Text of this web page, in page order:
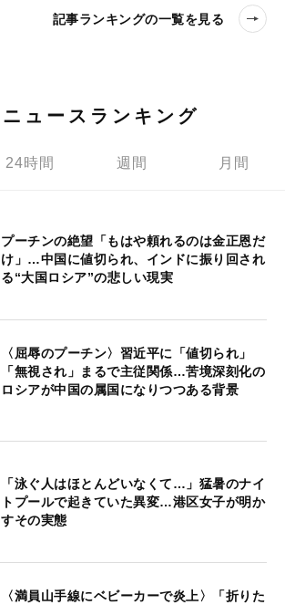
記事ランキングの一覧を見る
ニュースランキング
24時間 週間 月間
プーチンの絶望「もはや頼れるのは金正恩だ
け」…中国に値切られ、インドに振り回され
る“大国ロシア”の悲しい現実
〈屈辱のプーチン〉習近平に「値切られ」
「無視され」まるで主従関係…苦境深刻化の
ロシアが中国の属国になりつつある背景
「泳ぐ人はほとんどいなくて…」猛暑のナイ
トプールで起きていた異変…港区女子が明か
すその実態
〈満員山手線にベビーカーで炎上〉「折りた